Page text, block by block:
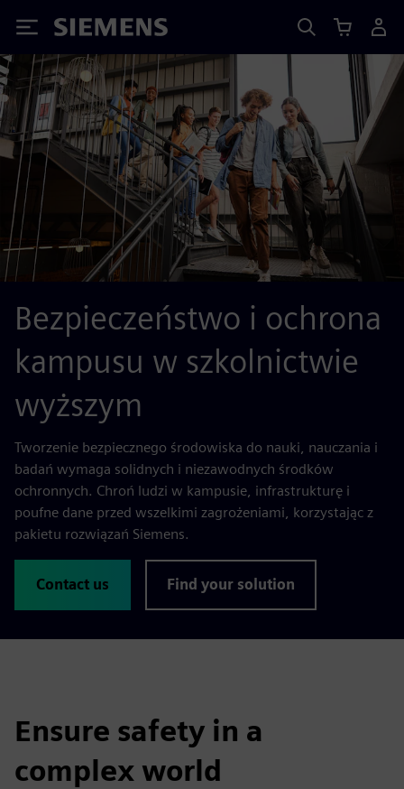
Siemens
Bezpieczeństwo i ochrona
kampusu w szkolnictwie
wyższym
Tworzenie bezpiecznego środowiska do nauki, nauczania i
badań wymaga solidnych i niezawodnych środków
ochronnych. Chroń ludzi w kampusie, infrastrukturę i
poufne dane przed wszelkimi zagrożeniami, korzystając z
pakietu rozwiązań Siemens.
Contact us Find your solution
Ensure safety in a
complex world